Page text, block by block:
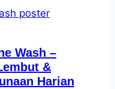
Wash –
&
Harian